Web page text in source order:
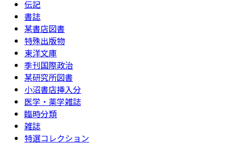
伝記
書誌
某書店図書
特殊出版物
東洋文庫
季刊国際政治
某研究所図書
小沼書店挿入分
医学・薬学雑誌
臨時分類
雑誌
特選コレクション